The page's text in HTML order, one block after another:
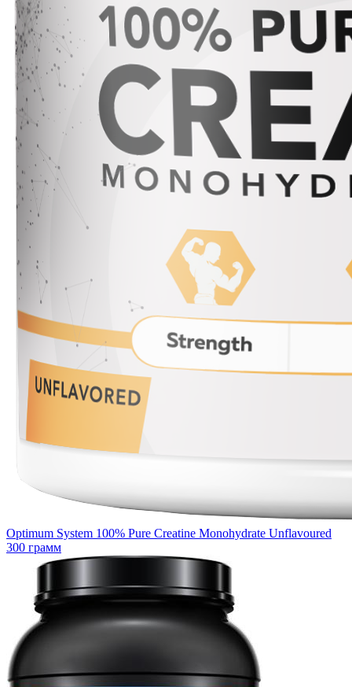
Optimum System 100% Pure Creatine Monohydrate Unflavoured
300 грамм